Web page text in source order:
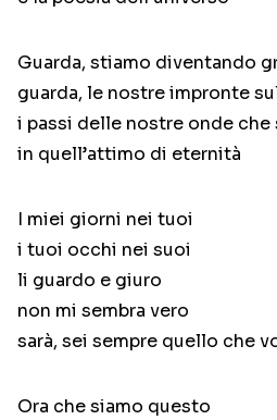
Guarda, stiamo diventando
guarda, le nostre impronte
i passi delle nostre onde
in quell’attimo di eternità
I miei giorni nei tuoi
i tuoi occhi nei suoi
li guardo e giuro
non mi sembra vero
sarà, sei sempre quello che
Ora che siamo questo